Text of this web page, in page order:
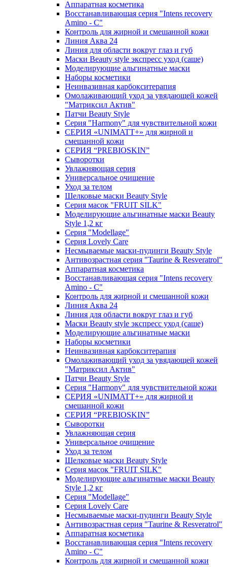
Аппаратная косметика
Восстанавливающая серия "Intens recovery
Amino - C"
Контроль для жирной и смешанной кожи
Линия Аква 24
Линия для области вокруг глаз и губ
Маски Beauty style экспресс уход (саше)
Моделирующие альгинатные маски
Наборы косметики
Неинвазивная карбокситерапия
Омолаживающий уход за увядающей кожей
"Матриксил Актив"
Патчи Beauty Style
Серия "Harmony" для чувствительной кожи
СЕРИЯ «UNIMATT+» для жирной и
смешанной кожи
СЕРИЯ “PREBIOSKIN”
Сыворотки
Увлажняющая серия
Универсальное очищение
Уход за телом
Шелковые маски Beauty Style
Серия масок "FRUIT SILK"
Моделирующие альгинатные маски Beauty
Style 1,2 кг
Серия "Modellage"
Cерия Lovely Care
Несмываемые маски-пудинги Beauty Style
Антивозрастная серия "Taurine & Resveratrol"
Аппаратная косметика
Восстанавливающая серия "Intens recovery
Amino - C"
Контроль для жирной и смешанной кожи
Линия Аква 24
Линия для области вокруг глаз и губ
Маски Beauty style экспресс уход (саше)
Моделирующие альгинатные маски
Наборы косметики
Неинвазивная карбокситерапия
Омолаживающий уход за увядающей кожей
"Матриксил Актив"
Патчи Beauty Style
Серия "Harmony" для чувствительной кожи
СЕРИЯ «UNIMATT+» для жирной и
смешанной кожи
СЕРИЯ “PREBIOSKIN”
Сыворотки
Увлажняющая серия
Универсальное очищение
Уход за телом
Шелковые маски Beauty Style
Серия масок "FRUIT SILK"
Моделирующие альгинатные маски Beauty
Style 1,2 кг
Серия "Modellage"
Cерия Lovely Care
Несмываемые маски-пудинги Beauty Style
Антивозрастная серия "Taurine & Resveratrol"
Аппаратная косметика
Восстанавливающая серия "Intens recovery
Amino - C"
Контроль для жирной и смешанной кожи